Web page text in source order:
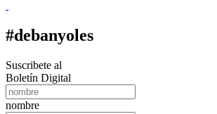
#debanyoles
Suscribete al
Boletín Digital
nombre